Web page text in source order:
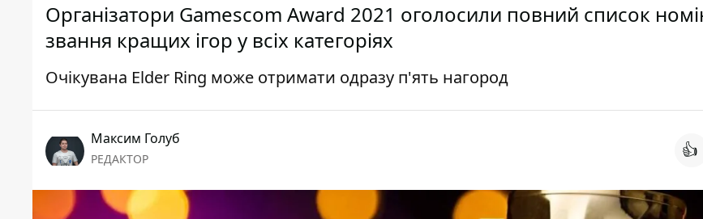
Організатори Gamescom Award 2021 оголосили повний список
звання кращих ігор у всіх категоріях
Очікувана Elder Ring може отримати одразу п'ять нагород
Максим Голуб
РЕДАКТОР 👍